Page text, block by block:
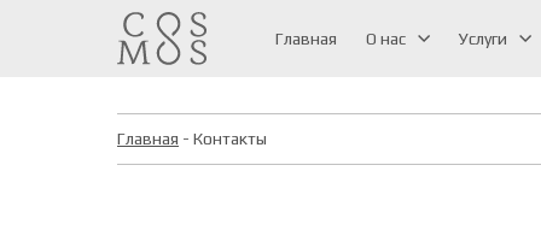
Главная О нас Услуги
Главная - Контакты